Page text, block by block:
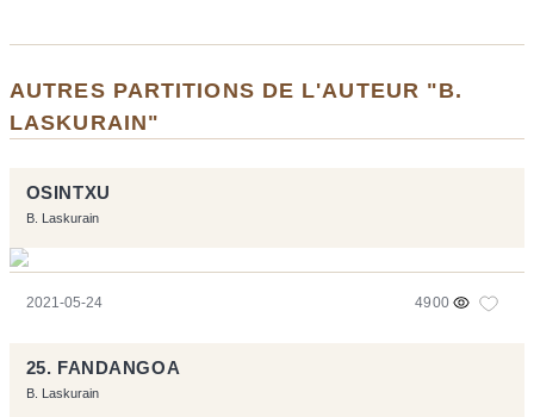
AUTRES PARTITIONS DE L'AUTEUR "B.
LASKURAIN"
OSINTXU
B. Laskurain
2021-05-24 4900
25. FANDANGOA
B. Laskurain